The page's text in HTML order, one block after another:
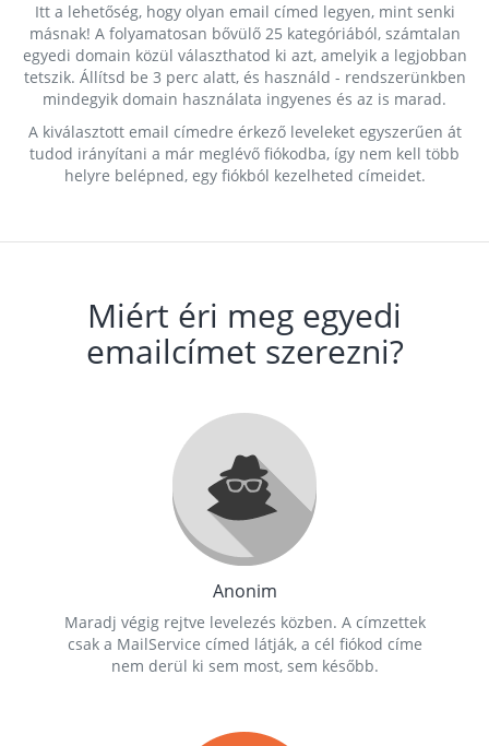
Itt a lehetőség, hogy olyan email címed legyen, mint senki
másnak! A folyamatosan bővülő 25 kategóriából, számtalan
egyedi domain közül választhatod ki azt, amelyik a legjobban
tetszik. Állítsd be 3 perc alatt, és használd - rendszerünkben
mindegyik domain használata ingyenes és az is marad.
A kiválasztott email címedre érkező leveleket egyszerűen át
tudod irányítani a már meglévő fiókodba, így nem kell több
helyre belépned, egy fiókból kezelheted címeidet.
Miért éri meg egyedi
emailcímet szerezni?
Anonim
Maradj végig rejtve levelezés közben. A címzettek
csak a MailService címed látják, a cél fiókod címe
nem derül ki sem most, sem később.